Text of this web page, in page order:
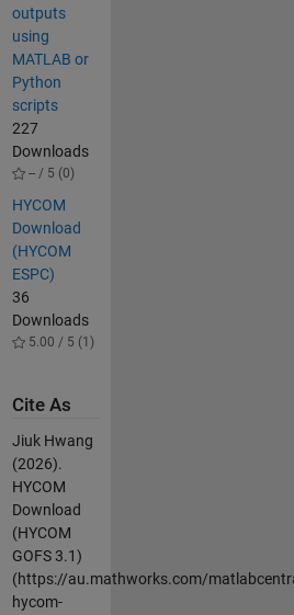
outputs
using
MATLAB or
Python
scripts
227
Downloads
-- / 5 (0)
HYCOM
Download
(HYCOM
ESPC)
36
Downloads
5.00 / 5 (1)
Cite As
Jiuk Hwang
(2026).
HYCOM
Download
(HYCOM
GOFS 3.1)
(https://au.mathworks.com/
hycom-